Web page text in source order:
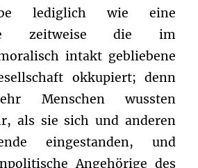
lediglich wie eine
zeitweise die im
intakt gebliebene
okkupiert; denn
Menschen wussten
als sie sich und anderen
eingestanden, und
Angehörige des